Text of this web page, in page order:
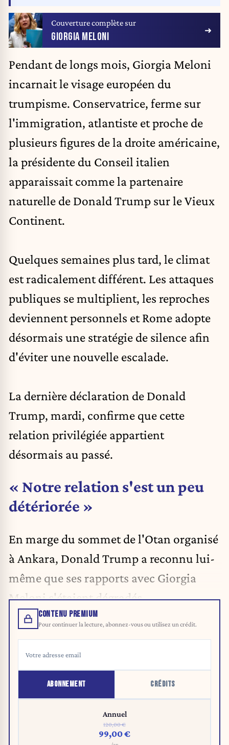
Couverture complète sur
GIORGIA MELONI
Pendant de longs mois, Giorgia Meloni
incarnait le visage européen du
trumpisme. Conservatrice, ferme sur
l'immigration, atlantiste et proche de
plusieurs figures de la droite américaine,
la présidente du Conseil italien
apparaissait comme la partenaire
naturelle de Donald Trump sur le Vieux
Continent.
Quelques semaines plus tard, le climat
est radicalement différent. Les attaques
publiques se multiplient, les reproches
deviennent personnels et Rome adopte
désormais une stratégie de silence afin
d'éviter une nouvelle escalade.
La dernière déclaration de Donald
Trump, mardi, confirme que cette
relation privilégiée appartient
désormais au passé.
« Notre relation s'est un peu
détériorée »
En marge du sommet de l'Otan organisé
à Ankara, Donald Trump a reconnu lui-
même que ses rapports avec Giorgia
Meloni s'étaient dégradés.
CONTENU PREMIUM
Pour continuer la lecture, abonnez-vous ou utilisez un crédit.
ABONNEMENT CRÉDITS
Annuel
120,00 €
99,00 €